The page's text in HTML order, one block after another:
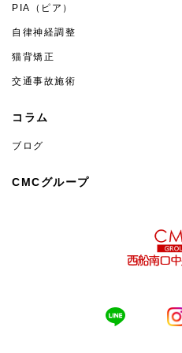
PIA（ピア）
自律神経調整
猫背矯正
交通事故施術
コラム
ブログ
CMCグループ